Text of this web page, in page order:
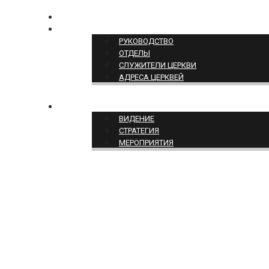
РУКОВОДСТВО
ОТДЕЛЫ
СЛУЖИТЕЛИ ЦЕРКВИ
АДРЕСА ЦЕРКВЕЙ
ВИДЕНИЕ
СТРАТЕГИЯ
МЕРОПРИЯТИЯ